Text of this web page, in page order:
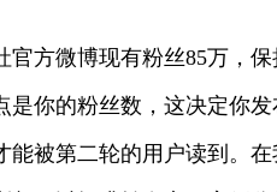
官方微博现有粉丝85万，
是你的粉丝数，这决定你
能被第二轮的用户读到。